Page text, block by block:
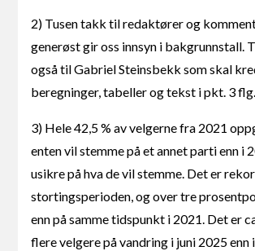
2) Tusen takk til redaktører og
generøst gir oss innsyn i bakgrunnstall.
også til Gabriel Steinsbekk som skal
beregninger, tabeller og tekst i pkt. 3 flg.
3) Hele 42,5 % av velgerne fra 2021
enten vil stemme på et annet parti enn i
usikre på hva de vil stemme. Det er
stortingsperioden, og over tre
enn på samme tidspunkt i 2021. Det er
flere velgere på vandring i juni 2025 enn